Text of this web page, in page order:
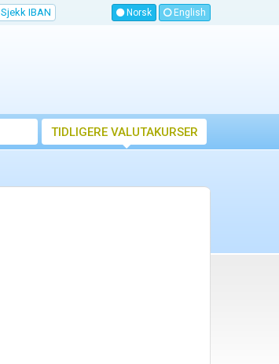
Sjekk IBAN Norsk English
TIDLIGERE VALUTAKURSER